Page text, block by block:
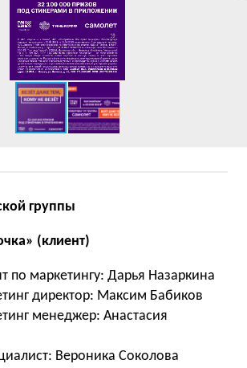
группы
(клиент)
по маркетингу: Дарья Назаркина
директор: Максим Бабиков
менеджер: Анастасия
Вероника Соколова